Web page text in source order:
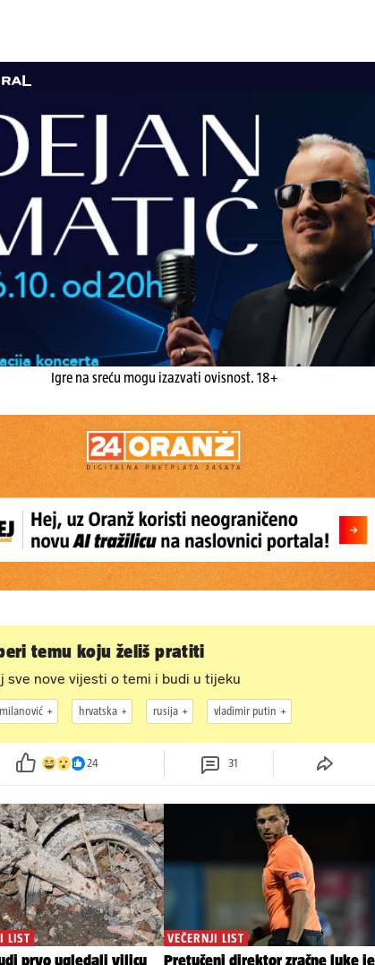
Igre na sreću mogu izazvati ovisnost. 18+
temu koju želiš pratiti
sve nove vijesti o temi i budi u tijeku
hrvatska rusija vladimir putin
24 31